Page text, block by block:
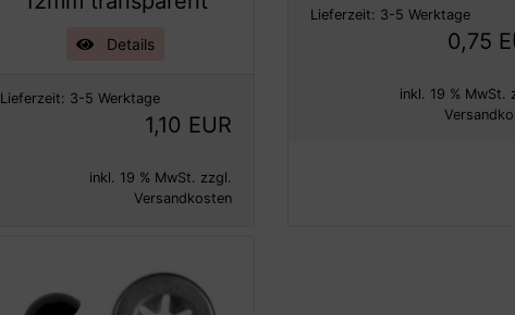
Details
Lieferzeit: 3-5 Werktage
1,10 EUR
inkl. 19 % MwSt. zzgl.
Versandkosten
Lieferzeit: 3-5 Werktage
0,75
inkl. 19 % MwSt.